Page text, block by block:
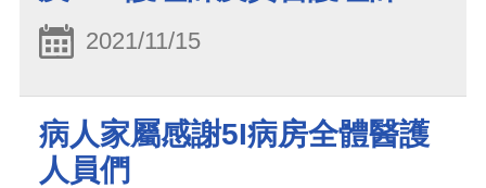
2021/11/15
病人家屬感謝5I病房全體醫護
人員們